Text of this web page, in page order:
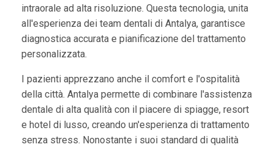
intraorale ad alta risoluzione. Questa tecnologia, unita
all'esperienza dei team dentali di Antalya, garantisce
diagnostica accurata e pianificazione del trattamento
personalizzata.
I pazienti apprezzano anche il comfort e l'ospitalità
della città. Antalya permette di combinare l'assistenza
dentale di alta qualità con il piacere di spiagge, resort
e hotel di lusso, creando un'esperienza di trattamento
senza stress. Nonostante i suoi standard di qualità